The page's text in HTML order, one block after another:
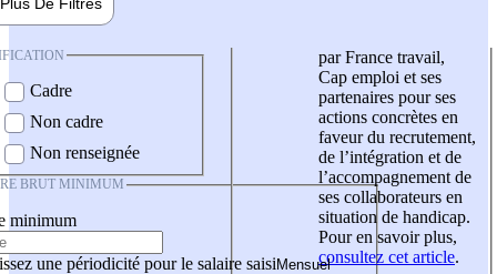
Cadre
Non cadre
Non renseignée
BRUT MINIMUM
minimum
une périodicité pour le salaire saisi
par France travail,
Cap emploi et ses
partenaires pour ses
actions concrètes en
faveur du recrutement,
de l’intégration et de
l’accompagnement de
ses collaborateurs en
situation de handicap.
Pour en savoir plus,
consultez cet article.